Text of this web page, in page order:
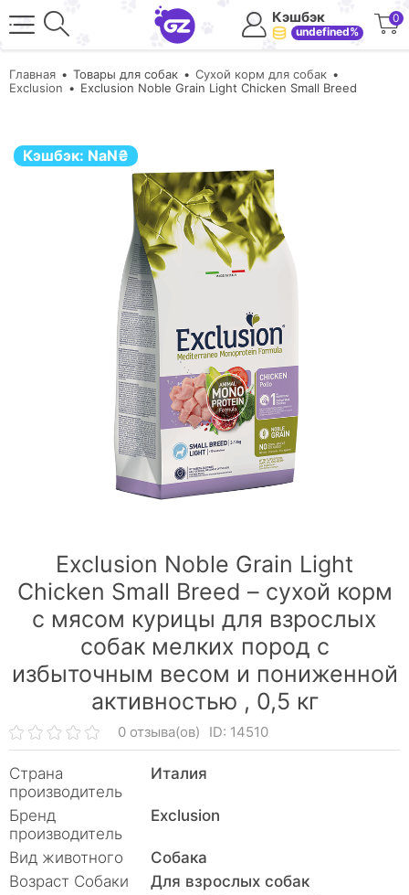
Кэшбэк
undefined%
0
Главная Товары для собак
Сухой корм для собак
Exclusion
Exclusion Noble Grain Light Chicken Small Breed
Кэшбэк: NaN₴
Exclusion Noble Grain Light
Chicken Small Breed – сухой корм
с мясом курицы для взрослых
собак мелких пород с
избыточным весом и пониженной
активностью , 0,5 кг
0 отзыва(ов) ID: 14510
Страна
производитель
Италия
Бренд
производитель
Exclusion
Вид животного
Собака
Возраст Собаки
Для взрослых собак